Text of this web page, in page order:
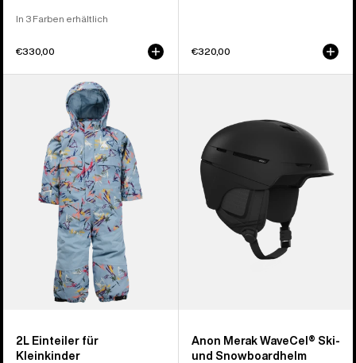
In 3 Farben erhältlich
€330,00 €320,00
Kleinkinder
2L Einteiler für
Kleinkinder
WaveCel®
Snowboardhelm
Anon Merak WaveCel® Ski-
und Snowboardhelm